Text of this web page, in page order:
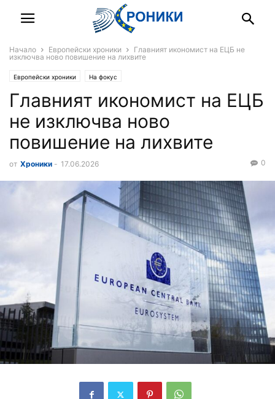
Начало Европейски хроники
Главният икономист на ЕЦБ не
изключва ново повишение на лихвите
Европейски хроники На фокус
Главният икономист на ЕЦБ
не изключва ново
повишение на лихвите
от Хроники - 17.06.2026 0